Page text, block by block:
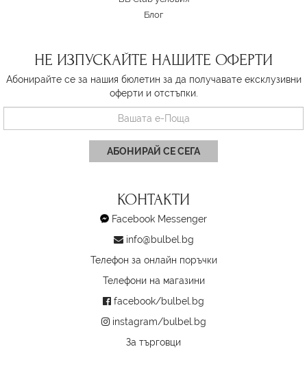
Блог
НЕ ИЗПУСКАЙТЕ НАШИТЕ ОФЕРТИ
Абонирайте се за нашия бюлетин за да получавате ексклузивни
оферти и отстъпки.
АБОНИРАЙ СЕ СЕГА
КОНТАКТИ
Facebook Messenger
info@bulbel.bg
Телефон за онлайн поръчки
Телефони на магазини
facebook/bulbel.bg
instagram/bulbel.bg
За търговци